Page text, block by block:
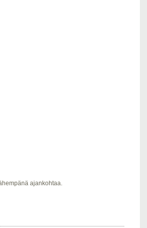
ajankohtaa.